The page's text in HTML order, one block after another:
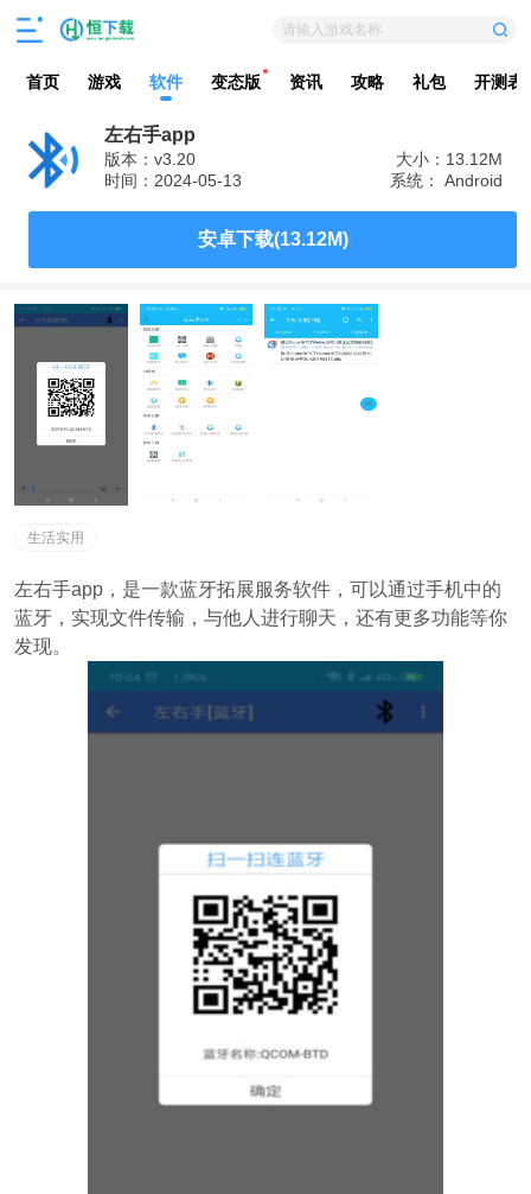
请输入游戏名称
首页 游戏 软件 变态版 资讯 攻略 礼包 开测表
左右手app
版本：v3.20
大小：13.12M
时间：2024-05-13
系统： Android
安卓下载(13.12M)
生活实用
左右手app，是一款蓝牙拓展服务软件，可以通过手机中的
蓝牙，实现文件传输，与他人进行聊天，还有更多功能等你
发现。